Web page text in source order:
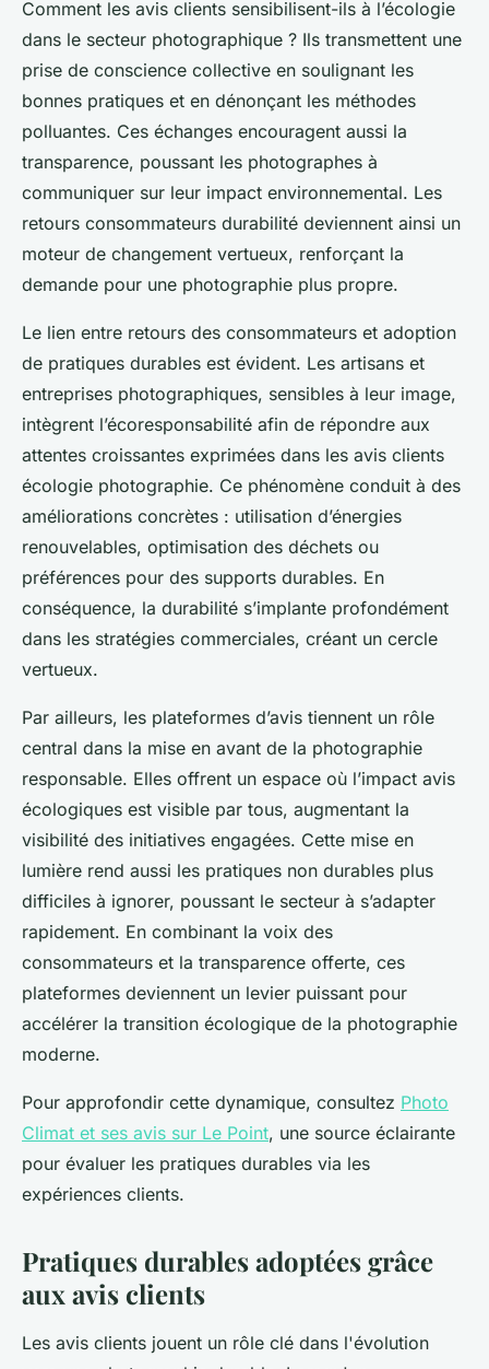
Comment les avis clients sensibilisent-ils à l’écologie
dans le secteur photographique ? Ils transmettent une
prise de conscience collective en soulignant les
bonnes pratiques et en dénonçant les méthodes
polluantes. Ces échanges encouragent aussi la
transparence, poussant les photographes à
communiquer sur leur impact environnemental. Les
retours consommateurs durabilité deviennent ainsi un
moteur de changement vertueux, renforçant la
demande pour une photographie plus propre.
Le lien entre retours des consommateurs et adoption
de pratiques durables est évident. Les artisans et
entreprises photographiques, sensibles à leur image,
intègrent l’écoresponsabilité afin de répondre aux
attentes croissantes exprimées dans les avis clients
écologie photographie. Ce phénomène conduit à des
améliorations concrètes : utilisation d’énergies
renouvelables, optimisation des déchets ou
préférences pour des supports durables. En
conséquence, la durabilité s’implante profondément
dans les stratégies commerciales, créant un cercle
vertueux.
Par ailleurs, les plateformes d’avis tiennent un rôle
central dans la mise en avant de la photographie
responsable. Elles offrent un espace où l’impact avis
écologiques est visible par tous, augmentant la
visibilité des initiatives engagées. Cette mise en
lumière rend aussi les pratiques non durables plus
difficiles à ignorer, poussant le secteur à s’adapter
rapidement. En combinant la voix des
consommateurs et la transparence offerte, ces
plateformes deviennent un levier puissant pour
accélérer la transition écologique de la photographie
moderne.
Pour approfondir cette dynamique, consultez Photo
Climat et ses avis sur Le Point, une source éclairante
pour évaluer les pratiques durables via les
expériences clients.
Pratiques durables adoptées grâce
aux avis clients
Les avis clients jouent un rôle clé dans l'évolution